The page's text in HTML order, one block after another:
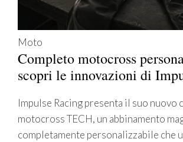
Moto
Completo motocross
scopri le innovazioni di
Impulse Racing presenta il suo nuovo
motocross TECH, un abbinamento
completamente personalizzabile che